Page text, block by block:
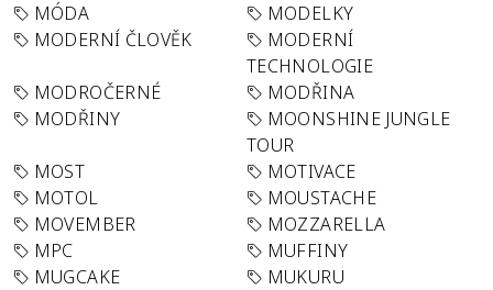
MÓDA
MODELKY
MODERNÍ ČLOVĚK
MODERNÍ
TECHNOLOGIE
MODROČERNÉ
MODŘINA
MODŘINY
MOONSHINE JUNGLE
TOUR
MOST
MOTIVACE
MOTOL
MOUSTACHE
MOVEMBER
MOZZARELLA
MPC
MUFFINY
MUGCAKE
MUKURU